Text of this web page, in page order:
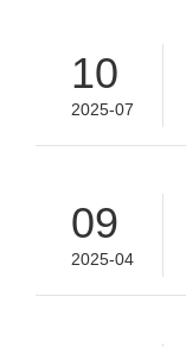
10
2025-07
09
2025-04